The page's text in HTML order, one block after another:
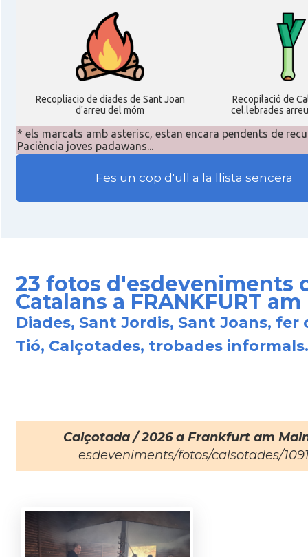
Recopliacio de diades de Sant Joan
d'arreu del móm
Recopilació de
cel.lebrades
* els marcats amb asterisc, estan encara pendents de
Paciència joves padawans...
Fes un cop d'ull a la llista sencera
23 fotos d'esdeveniments
Catalans a FRANKFURT
Diades, Sant Jordis, Sant Joans, fer
Tió, Calçotades, trobades
Calçotada / 2026 a Frankfurt am
esdeveniments/fotos/calsotades/